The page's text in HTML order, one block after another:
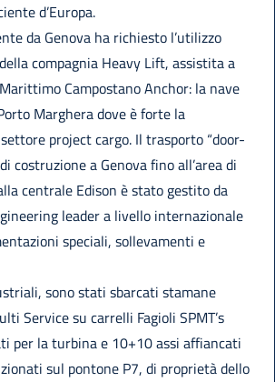
d’Europa.
da Genova ha richiesto l’utilizzo
compagnia Heavy Lift, assistita a
Campostano Anchor: la nave
Marghera dove è forte la
project cargo. Il trasporto “door-
costruzione a Genova fino all’area di
centrale Edison è stato gestito da
leader a livello internazionale
speciali, sollevamenti e
sono stati sbarcati stamane
Service su carrelli Fagioli SPMT’s
per la turbina e 10+10 assi affiancati
sul pontone P7, di proprietà dello